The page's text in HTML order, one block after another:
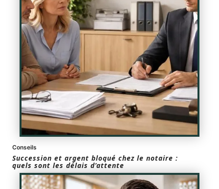
Conseils
Succession et argent bloqué chez le notaire :
quels sont les délais d’attente